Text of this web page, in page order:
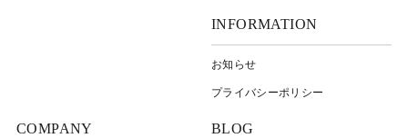
INFORMATION
お知らせ
プライバシーポリシー
COMPANY BLOG